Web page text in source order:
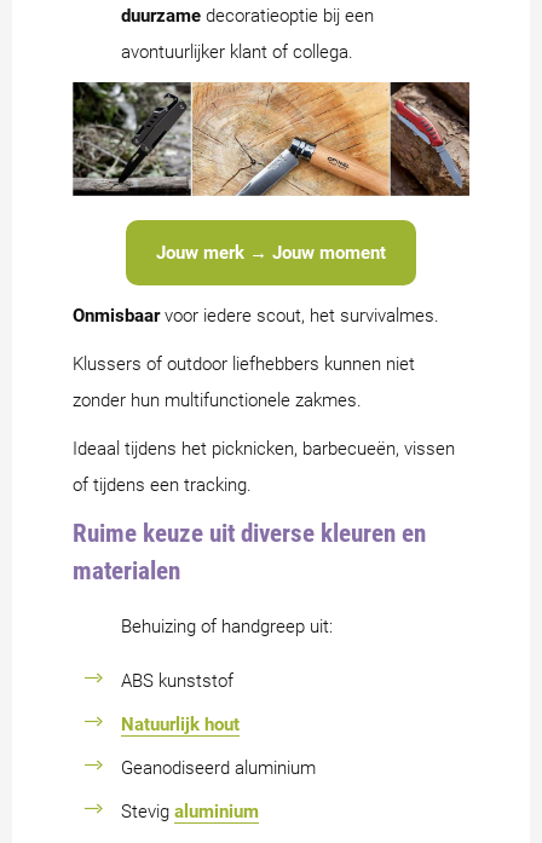
duurzame decoratieoptie bij een
avontuurlijker klant of collega.
Jouw merk → Jouw moment
Onmisbaarvoor iedere scout, het survivalmes.
Klussers of outdoor liefhebbers kunnen niet
zonder hun multifunctionele zakmes.
Ideaal tijdens het picknicken, barbecueën, vissen
of tijdens een tracking.
Ruime keuze uit diverse kleuren en
materialen
Behuizing of handgreep uit:
ABS kunststof
Natuurlijk hout
Geanodiseerd aluminium
Stevig aluminium